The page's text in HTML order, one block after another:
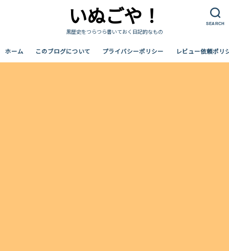
SEARCH
いぬごや！
黒歴史をつらつら書いておく日記的なもの
ホーム このブログについて プライバシーポリシー レビュー依頼ポリ